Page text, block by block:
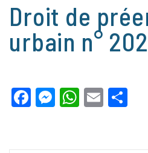
Droit de
urbain n°
Facebook
Messenger
WhatsApp
Email